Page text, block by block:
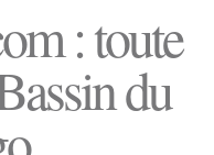
: toute
du